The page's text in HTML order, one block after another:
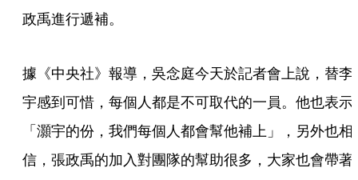
政禹進行遞補。
據《中央社》報導，吳念庭今天於記者會上說，替李
宇感到可惜，每個人都是不可取代的一員。他也表示
「灝宇的份，我們每個人都會幫他補上」，另外也相
信，張政禹的加入對團隊的幫助很多，大家也會帶著